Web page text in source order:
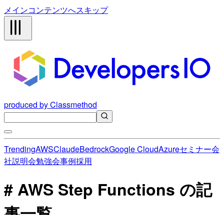
メインコンテンツへスキップ
produced by Classmethod
TrendingAWSClaudeBedrockGoogle CloudAzureセミナー会
社説明会勉強会事例採用
# AWS Step Functions の記